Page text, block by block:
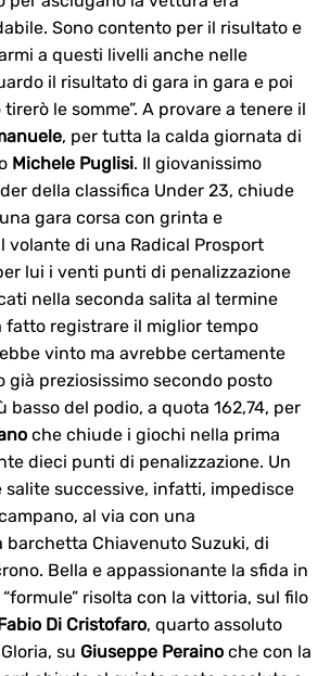
Sono contento per il risultato e
a questi livelli anche nelle
il risultato di gara in gara e poi
le somme”. A provare a tenere il
, per tutta la calda giornata di
Michele Puglisi. Il giovanissimo
della classifica Under 23, chiude
gara corsa con grinta e
volante di una Radical Prosport
lui i venti punti di penalizzazione
nella seconda salita al termine
fatto registrare il miglior tempo
vinto ma avrebbe certamente
già preziosissimo secondo posto
basso del podio, a quota 162,74, per
che chiude i giochi nella prima
dieci punti di penalizzazione. Un
successive, infatti, impedisce
al via con una
barchetta Chiavenuto Suzuki, di
Bella e appassionante la sfida in
risolta con la vittoria, sul filo
Di Cristofaro, quarto assoluto
su Giuseppe Peraino che con la